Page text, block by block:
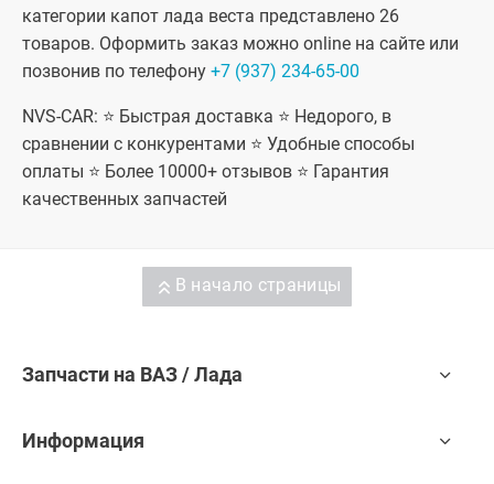
Лада Веста
(SW) Кросс
Лада Веста
категории капот лада веста представлено 26
товаров. Оформить заказ можно online на сайте или
позвонив по телефону +7 (937) 234-65-00
NVS-CAR: ⭐ Быстрая доставка ⭐ Недорого, в
сравнении с конкурентами ⭐ Удобные способы
оплаты ⭐ Более 10000+ отзывов ⭐ Гарантия
качественных запчастей
В начало страницы
Запчасти на ВАЗ / Лада
Информация